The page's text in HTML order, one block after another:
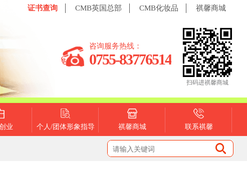
证书查询 CMB英国总部 CMB化妆品 祺馨商城
咨询服务热线：
0755-83776514
扫码进祺馨商城
业 个人/团体形象指导 祺馨商城 联系祺馨